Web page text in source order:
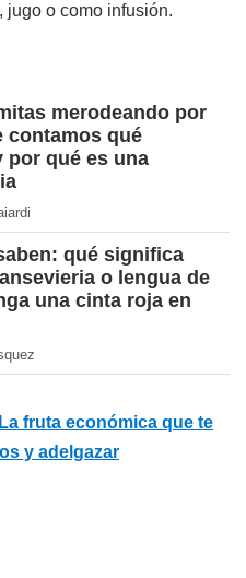
jugo o como infusión.
merodeando por
contamos qué
por qué es una
qué significa
o lengua de
una cinta roja en
La fruta económica que te
y adelgazar